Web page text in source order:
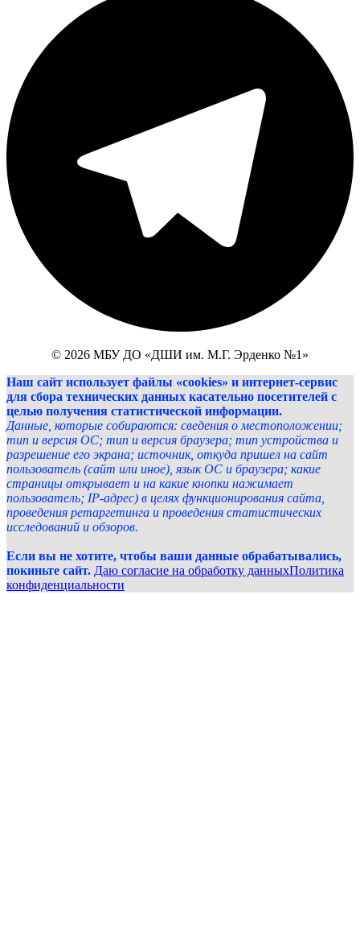
© 2026 МБУ ДО «ДШИ им. М.Г. Эрденко №1»
Наш сайт использует файлы «cookies» и интернет-сервис
для сбора технических данных касательно посетителей с
целью получения статистической информации.
Данные, которые собираются: сведения о местоположении;
тип и версия ОС; тип и версия браузера; тип устройства и
разрешение его экрана; источник, откуда пришел на сайт
пользователь (сайт или иное), язык ОС и браузера; какие
страницы открывает и на какие кнопки нажимает
пользователь; IP-адрес) в целях функционирования сайта,
проведения ретаргетинга и проведения статистических
исследований и обзоров.
Если вы не хотите, чтобы ваши данные обрабатывались,
покиньте сайт. Даю согласие на обработку данныхПолитика
конфиденциальности